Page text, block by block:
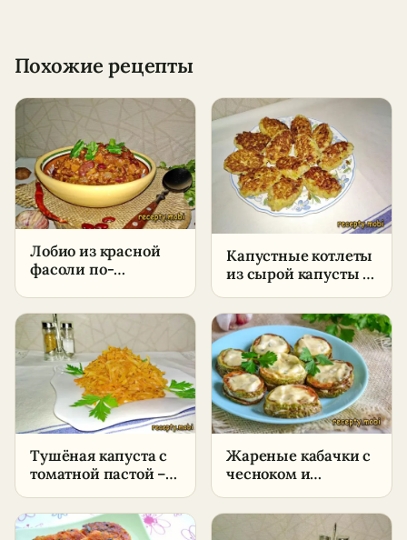
Похожие рецепты
Лобио из красной
фасоли по-
пошаговый рецепт
в домашних
условиях
Капустные котлеты
из сырой капусты –
в домашних
условиях
Тушёная капуста с
томатной пастой –
в домашних
условиях
Жареные кабачки с
чесноком и
пошаговый рецепт